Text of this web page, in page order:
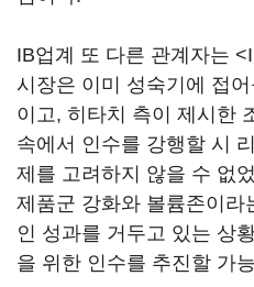
IB업계 또 다른 관계자는
시장은 이미 성숙기에 접
이고, 히타치 측이 제시한
속에서 인수를 강행할 시
제를 고려하지 않을 수 없
제품군 강화와 볼륨존이라
인 성과를 거두고 있는 상
을 위한 인수를 추진할 가